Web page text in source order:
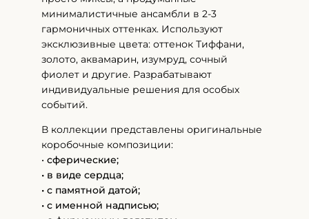
минималистичные ансамбли в 2-3
гармоничных оттенках. Используют
эксклюзивные цвета: оттенок Тиффани,
золото, аквамарин, изумруд, сочный
фиолет и другие. Разрабатывают
индивидуальные решения для особых
событий.
В коллекции представлены оригинальные
коробочные композиции:
• сферические;
• в виде сердца;
• с памятной датой;
• с именной надписью;